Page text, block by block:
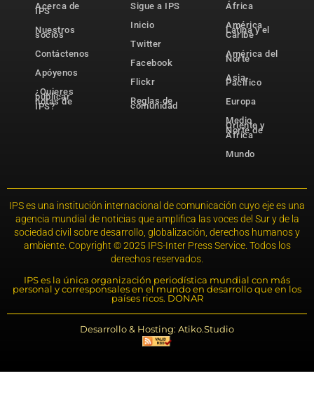
Acerca de
IPS
Nuestros
socios
Contáctenos
Apóyenos
¿Quieres
publicar
notas de
IPS?
Sigue a IPS
Inicio
Twitter
Facebook
Flickr
Reglas de
comunidad
África
América
Latina y el
Caribe
América del
Norte
Asia-
Pacífico
Europa
Medio
Oriente y
Norte de
África
Mundo
IPS es una institución internacional de comunicación cuyo eje es una
agencia mundial de noticias que amplifica las voces del Sur y de la
sociedad civil sobre desarrollo, globalización, derechos humanos y
ambiente. Copyright © 2025 IPS-Inter Press Service. Todos los
derechos reservados.
IPS es la única organización periodística mundial con más
personal y corresponsales en el mundo en desarrollo que en los
países ricos. DONAR
Desarrollo & Hosting: Atiko.Studio